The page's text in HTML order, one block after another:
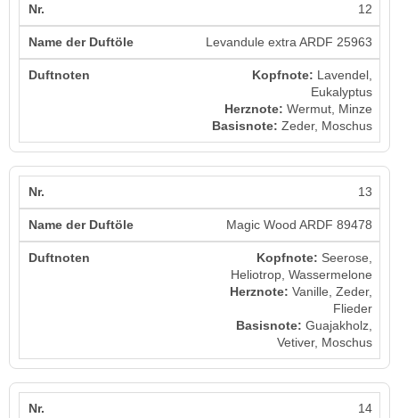
12
Levandule extra ARDF 25963
Kopfnote: Lavendel,
Eukalyptus
Herznote: Wermut, Minze
Basisnote: Zeder, Moschus
13
Magic Wood ARDF 89478
Kopfnote: Seerose,
Heliotrop, Wassermelone
Herznote: Vanille, Zeder,
Flieder
Basisnote: Guajakholz,
Vetiver, Moschus
14